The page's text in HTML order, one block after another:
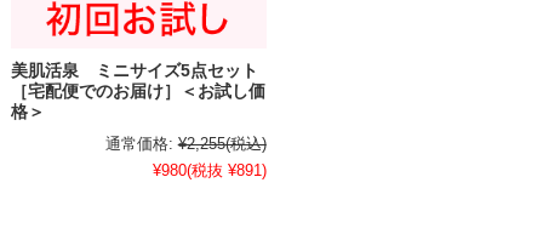
美肌活泉 ミニサイズ5点セット
［宅配便でのお届け］＜お試し価
格＞
通常価格: ¥2,255(税込)
¥980(税抜 ¥891)